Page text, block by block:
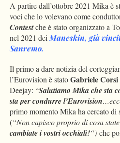
A partire dall’ottobre 2021 Mika è
voci che lo volevano come
Contestche è stato organizzato a
nel 2021 deiManeskin, già
Sanremo.
Il primo a dare notizia del
l’Eurovision è statoGabriele Corsi
Deejay: “Salutiamo Mika che sta
sta per condurre l’Eurovision
primo momento Mika ha cercato di
(“Non capisco proprio di cosa
cambiate i vostri occhiali!“) che